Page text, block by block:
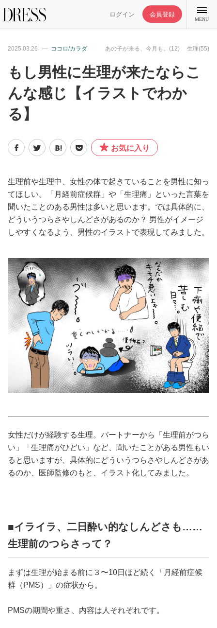
ログイン 会員登録
MENU
特集記事
ライフスタイル
ファッション
恋愛/結婚/離婚
美容/健康
ワークスタイル
妊娠/出産/家族
ココロ/カラダ
グルメ
トラベル
占い
性と愛
2025.03.26 ココロ/カラダ あの子が来る、今月も。(12) 生理(55)
もし男性に生理が来たならこ
んな感じ【イラストでわか
る】
お気に入り
生理前や生理中、女性の体で起きていることを男性に知っ
てほしい。「月経前症候群」や「生理痛」といった言葉を
聞いたことのある男性は多いと思います。では具体的に、
どういうつらさやしんどさがあるのか？ 男性がイメージ
しやすくなるよう、男性のイラストで表現してみました。
女性だけが経験する生理。パートナーから「生理前がつら
い」「生理痛がひどい」など、聞いたことがある男性もい
ると思いますが、具体的にどういうつらさやしんどさがあ
るのか、医師監修のもと、イラスト化してみました。
■イライラ、二日酔い的なしんどさも……
生理前のつらさって？
まずは生理が始まる前に３〜10日ほど続く「月経前症候
群（PMS）」の症状から。
PMSの期間や重さ、内容は人それぞれです。